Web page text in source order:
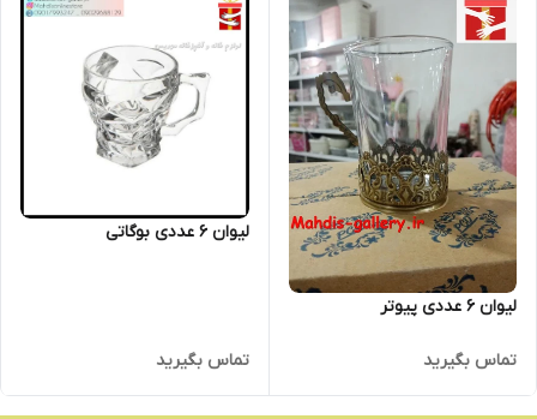
لیوان 6 عددی پیوتر
تماس بگیرید
لیوان 6 عددی بوگاتی
تماس بگیرید